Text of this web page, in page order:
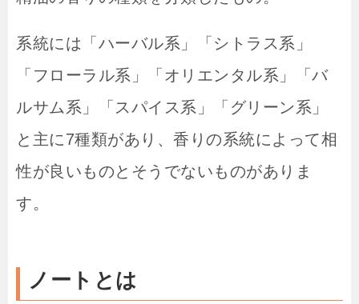
系統には「ハーバル系」「シトラス系」
「フローラル系」「オリエンタル系」「バ
ルサム系」「スパイス系」「グリーン系」
と主に7種類があり、香りの系統によって相
性が良いものとそうでないものがありま
す。
ノートとは